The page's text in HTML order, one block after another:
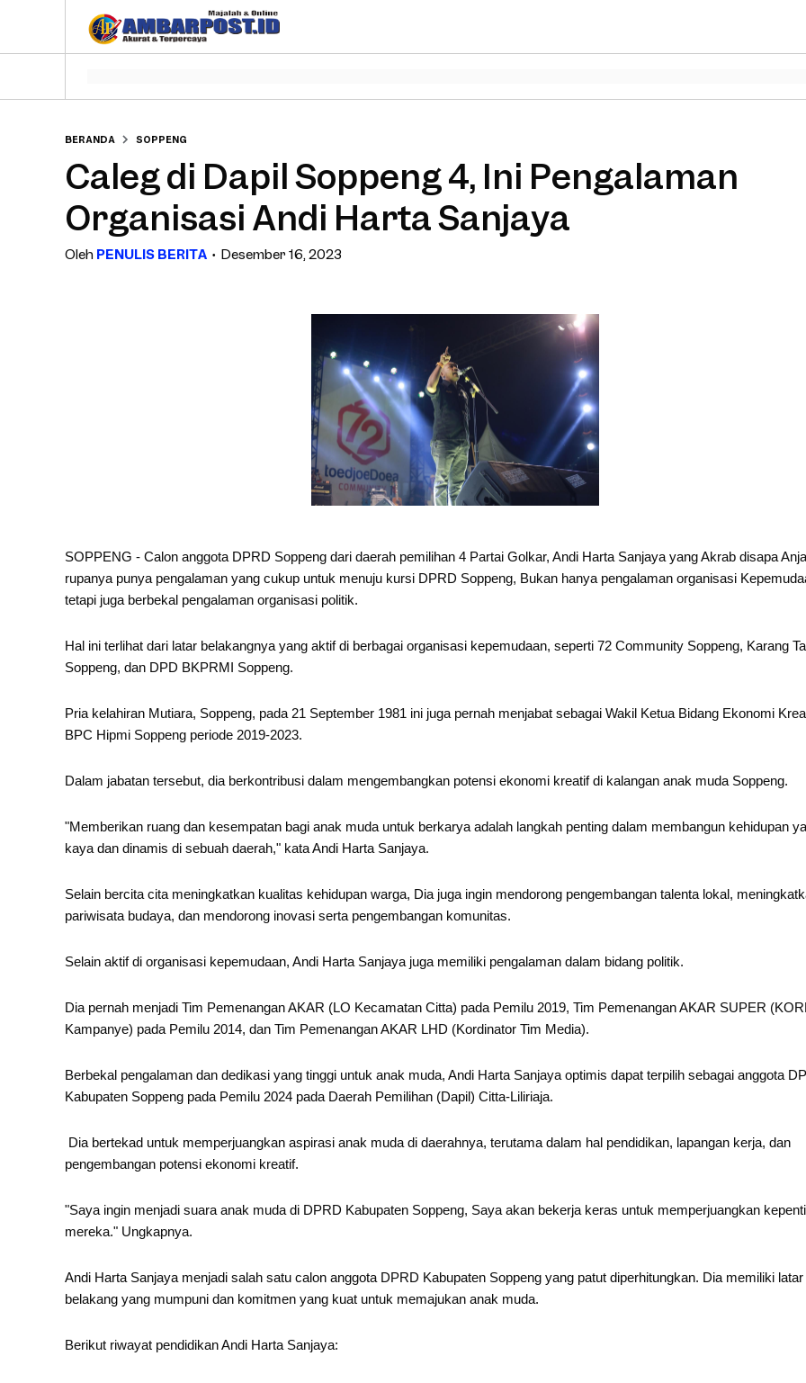
BERANDA SOPPENG
Caleg di Dapil Soppeng 4, Ini Pengalaman
Organisasi Andi Harta Sanjaya
Oleh PENULIS BERITA Desember 16, 2023
SOPPENG - Calon anggota DPRD Soppeng dari daerah pemilihan 4 Partai Golkar, Andi Harta Sanjaya yang Akrab disapa
rupanya punya pengalaman yang cukup untuk menuju kursi DPRD Soppeng, Bukan hanya pengalaman organisasi
tetapi juga berbekal pengalaman organisasi politik.
Hal ini terlihat dari latar belakangnya yang aktif di berbagai organisasi kepemudaan, seperti 72 Community Soppeng, Karang
Soppeng, dan DPD BKPRMI Soppeng.
Pria kelahiran Mutiara, Soppeng, pada 21 September 1981 ini juga pernah menjabat sebagai Wakil Ketua Bidang Ekonomi
BPC Hipmi Soppeng periode 2019-2023.
Dalam jabatan tersebut, dia berkontribusi dalam mengembangkan potensi ekonomi kreatif di kalangan anak muda Soppeng.
"Memberikan ruang dan kesempatan bagi anak muda untuk berkarya adalah langkah penting dalam membangun kehidupan
kaya dan dinamis di sebuah daerah," kata Andi Harta Sanjaya.
Selain bercita cita meningkatkan kualitas kehidupan warga, Dia juga ingin mendorong pengembangan talenta lokal,
pariwisata budaya, dan mendorong inovasi serta pengembangan komunitas.
Selain aktif di organisasi kepemudaan, Andi Harta Sanjaya juga memiliki pengalaman dalam bidang politik.
Dia pernah menjadi Tim Pemenangan AKAR (LO Kecamatan Citta) pada Pemilu 2019, Tim Pemenangan AKAR SUPER
Kampanye) pada Pemilu 2014, dan Tim Pemenangan AKAR LHD (Kordinator Tim Media).
Berbekal pengalaman dan dedikasi yang tinggi untuk anak muda, Andi Harta Sanjaya optimis dapat terpilih sebagai anggota
Kabupaten Soppeng pada Pemilu 2024 pada Daerah Pemilihan (Dapil) Citta-Liliriaja.
Dia bertekad untuk memperjuangkan aspirasi anak muda di daerahnya, terutama dalam hal pendidikan, lapangan kerja, dan
pengembangan potensi ekonomi kreatif.
"Saya ingin menjadi suara anak muda di DPRD Kabupaten Soppeng, Saya akan bekerja keras untuk memperjuangkan
mereka." Ungkapnya.
Andi Harta Sanjaya menjadi salah satu calon anggota DPRD Kabupaten Soppeng yang patut diperhitungkan. Dia memiliki latar
belakang yang mumpuni dan komitmen yang kuat untuk memajukan anak muda.
Berikut riwayat pendidikan Andi Harta Sanjaya: